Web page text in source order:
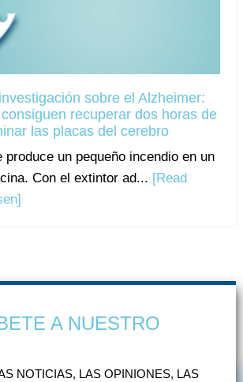
sobre el Alzheimer:
recuperar dos horas de
las placas del cerebro
produce un pequeño incendio en un
Con el extintor ad... [Read
A NUESTRO
NOTICIAS, LAS OPINIONES, LAS